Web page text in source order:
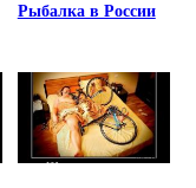
Рыбалка в России